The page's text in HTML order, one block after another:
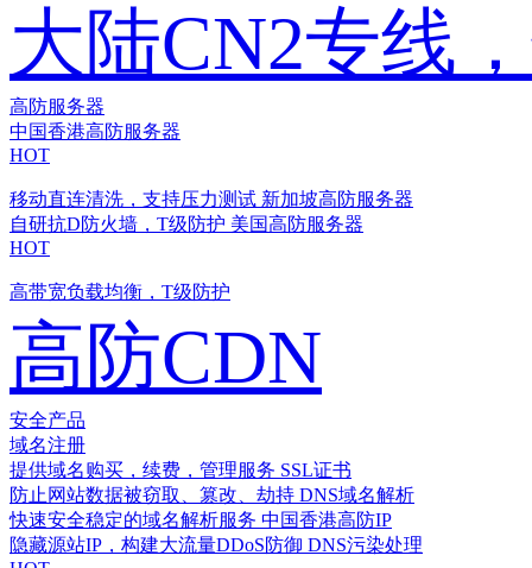
大陆CN2专线
高防服务器
中国香港高防服务器
HOT
移动直连清洗，支持压力测试 新加坡高防服务器
自研抗D防火墙，T级防护 美国高防服务器
HOT
高带宽负载均衡，T级防护
高防CDN
安全产品
域名注册
提供域名购买，续费，管理服务 SSL证书
防止网站数据被窃取、篡改、劫持 DNS域名解析
快速安全稳定的域名解析服务 中国香港高防IP
隐藏源站IP，构建大流量DDoS防御 DNS污染处理